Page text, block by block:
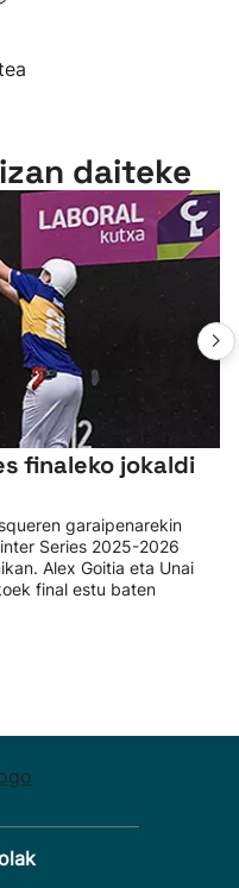
daiteke
finaleko jokaldi
garaipenarekin
Series 2025-2026
Alex Goitia eta Unai
final estu baten